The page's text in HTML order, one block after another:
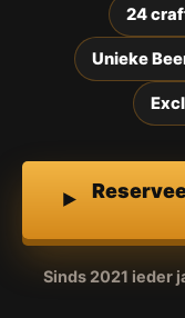
24
Unieke
Sinds 2021 ieder